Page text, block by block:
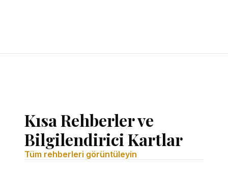
Kısa Rehberler ve
Bilgilendirici Kartlar
Tüm rehberleri görüntüleyin